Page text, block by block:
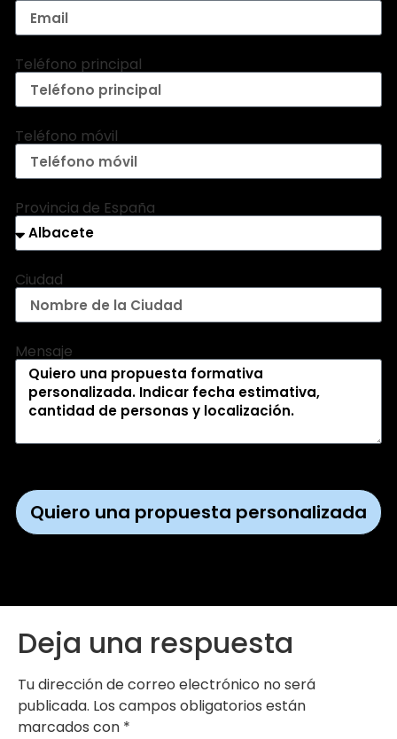
Teléfono principal
Teléfono móvil
Provincia de España
Ciudad
Mensaje
Quiero una propuesta personalizada
Deja una respuesta
Tu dirección de correo electrónico no será
publicada. Los campos obligatorios están
marcados con *